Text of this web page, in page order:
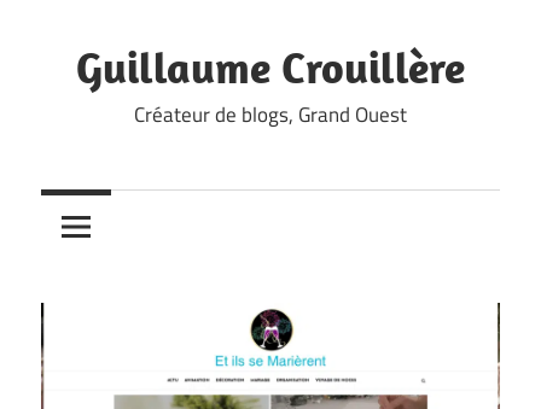
content
Guillaume Crouillère
Créateur de blogs, Grand Ouest